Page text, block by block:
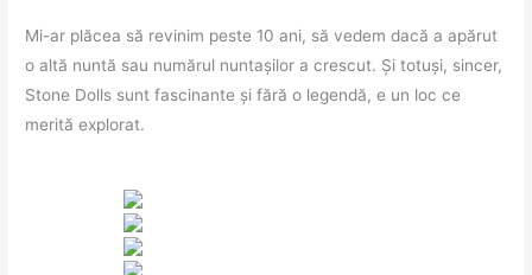
Mi-ar plăcea să revinim peste 10 ani, să vedem dacă a apărut
o altă nuntă sau numărul nuntașilor a crescut. Și totuși, sincer,
Stone Dolls sunt fascinante și fără o legendă, e un loc ce
merită explorat.